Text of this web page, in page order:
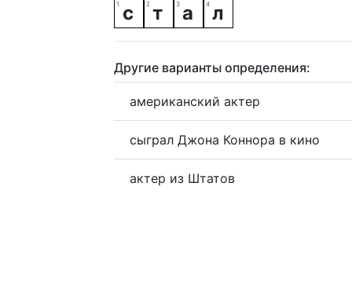
с т а л
Другие варианты определения:
американский актер
сыграл Джона Коннора в кино
актер из Штатов